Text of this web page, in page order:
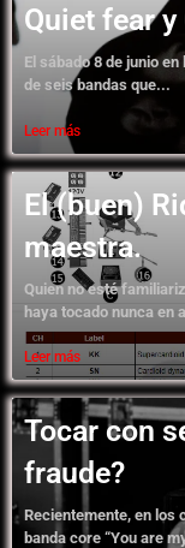
Quiet fear
El sábado 8 de junio
de seis bandas que...
Leer más
El (buen)
maestra.
Quien no esté
haya tocado nunca en
Leer más
Tocar con
fraude?
Recientemente, en los
banda core “You are